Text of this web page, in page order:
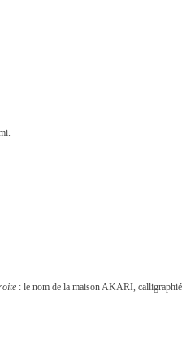
: le nom de la maison AKARI, calligraphié